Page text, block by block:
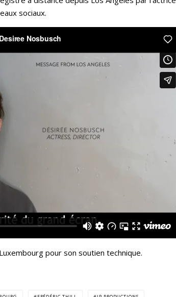
sociaux.
pour son soutien technique.